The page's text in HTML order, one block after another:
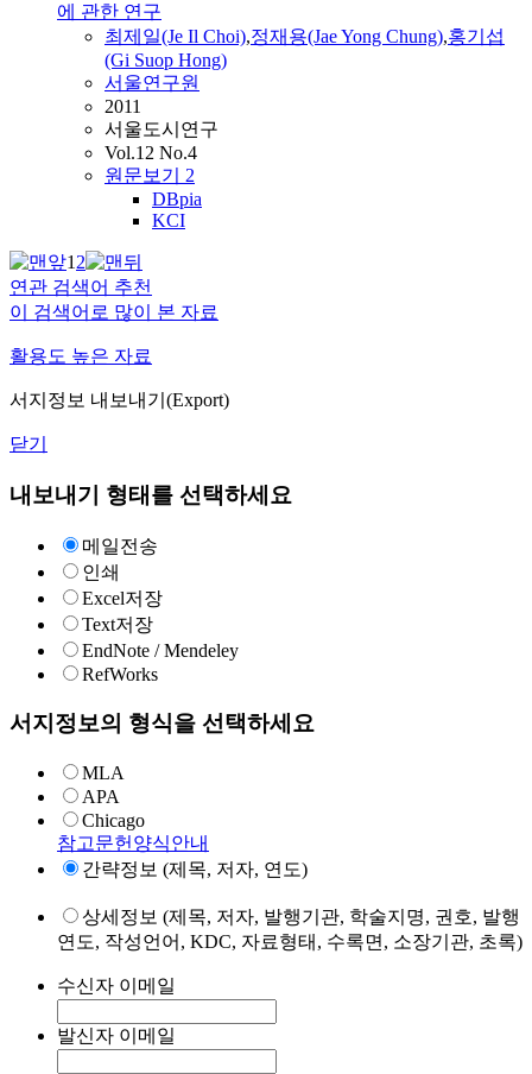
에 관한 연구
최제 일(Je Il Choi),정재용(Jae Yong Chung),홍기섭
(Gi Suop Hong)
서울연구원
2011
서울도시연구
Vol.12 No.4
원문보기 2
DBpia
KCI
12
연관 검색어 추천
이 검색어로 많이 본 자료
활용도 높은 자료
서지정보 내보내기(Export)
닫기
내보내기 형태를 선택하세요
메일전송
인쇄
Excel저장
Text저장
EndNote / Mendeley
RefWorks
서지정보의 형식을 선택하세요
MLA
APA
Chicago
참고문헌양식안내
간략정보 (제목, 저자, 연도)
상세정보 (제목, 저자, 발행기관, 학술지명, 권호, 발행
연도, 작성언어, KDC, 자료형태, 수록면, 소장기관, 초록)
수신자 이메일
발신자 이메일